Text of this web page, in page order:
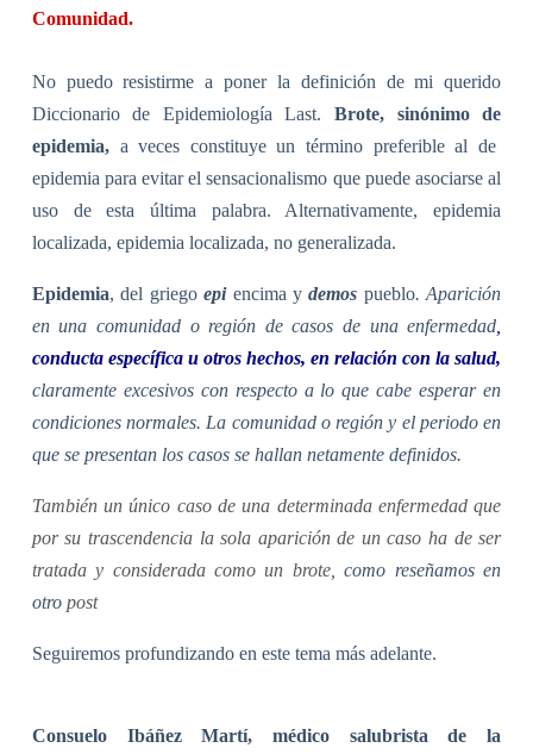
Comunidad.
No puedo resistirme a poner la definición de mi querido
Diccionario de Epidemiología Last.Brote, sinónimo de
epidemia,a veces constituye un término preferible al de
epidemia para evitar el sensacionalismo que puede asociarse al
uso de esta última palabra. Alternativamente, epidemia
localizada, epidemia localizada, no generalizada.
Epidemia, del griegoepi encima ydemos pueblo. Aparición
en una comunidad o región de casos de una enfermedad
conducta específica u otros hechos, en relación con la salud,
claramente excesivos con respecto a lo que cabe esperar en
condiciones normales. La comunidad o región y el periodo en
que se presentan los casos se hallan netamente definidos.
También un único caso de una determinada enfermedad que
por su trascendencia la sola aparición de un caso ha de ser
tratada y considerada como un brote,
como reseñamos en
otro post
Seguiremos profundizando en este tema más adelante.
Consuelo Ibáñez Martí,
médico salubrista de la